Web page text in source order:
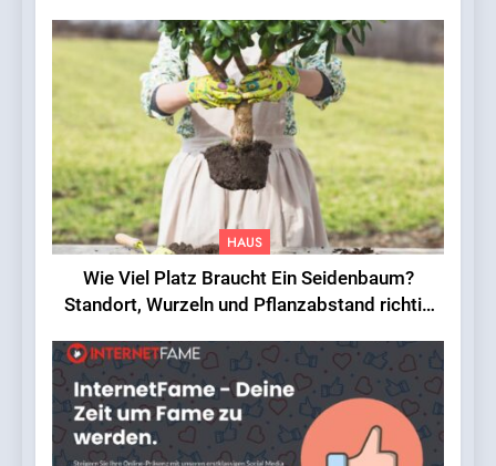
HAUS
Wie Viel Platz Braucht Ein Seidenbaum?
Standort, Wurzeln und Pflanzabstand richtig